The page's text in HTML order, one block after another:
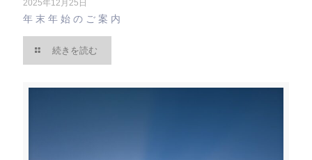
2025年12月25日
年末年始のご案内
続きを読む